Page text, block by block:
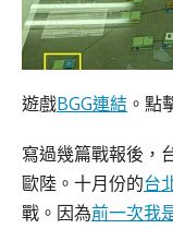
遊戲BGG連結 。點
寫過幾篇戰報後，
歐陸。十月份的台
戰。因為前一次我